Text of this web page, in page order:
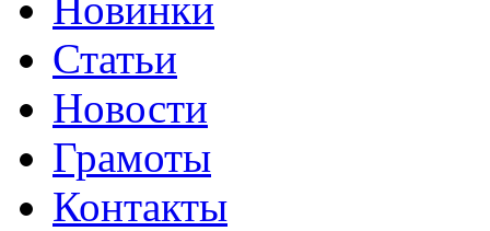
Статьи
Новости
Грамоты
Контакты